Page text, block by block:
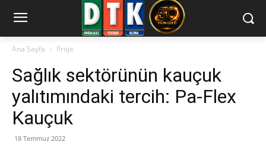
Ana Sayfa Proje
Sağlık sektörünün kauçuk
yalıtımındaki tercih: Pa-Flex
Kauçuk
18 Temmuz 2022